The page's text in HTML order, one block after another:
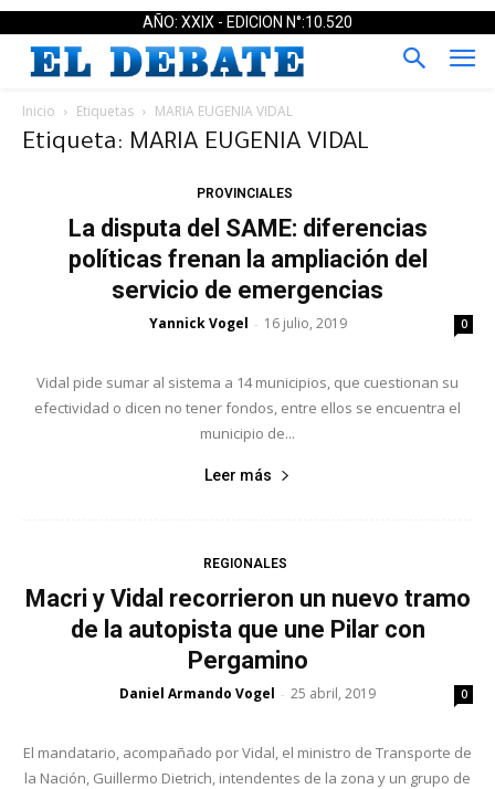
AÑO: XXIX - EDICION N°:10.520
Inicio Etiquetas MARIA EUGENIA VIDAL
Etiqueta: MARIA EUGENIA VIDAL
PROVINCIALES
La disputa del SAME: diferencias
políticas frenan la ampliación del
servicio de emergencias
Yannick Vogel - 16 julio, 2019 0
Vidal pide sumar al sistema a 14 municipios, que cuestionan su
efectividad o dicen no tener fondos, entre ellos se encuentra el
municipio de...
Leer más
REGIONALES
Macri y Vidal recorrieron un nuevo tramo
de la autopista que une Pilar con
Pergamino
Daniel Armando Vogel - 25 abril, 2019 0
El mandatario, acompañado por Vidal, el ministro de Transporte de
la Nación, Guillermo Dietrich, intendentes de la zona y un grupo de